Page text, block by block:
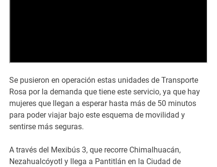
Se pusieron en operación estas unidades de Transporte
Rosa por la demanda que tiene este servicio, ya que hay
mujeres que llegan a esperar hasta más de 50 minutos
para poder viajar bajo este esquema de movilidad y
sentirse más seguras.
A través del Mexibús 3, que recorre Chimalhuacán,
Nezahualcóyotl y llega a Pantitlán en la Ciudad de